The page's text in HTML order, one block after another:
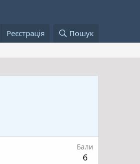
Реєстрація Пошук
Бали
6